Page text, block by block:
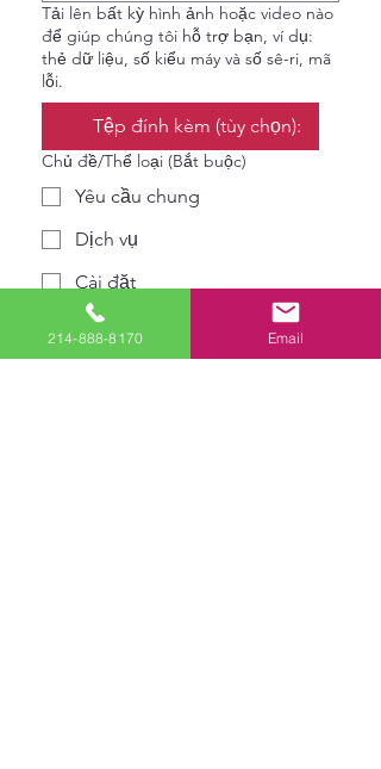
Tải lên bất kỳ hình ảnh hoặc video nào
để giúp chúng tôi hỗ trợ bạn, ví dụ:
thẻ dữ liệu, số kiểu máy và số sê-ri, mã
lỗi.
Tệp đính kèm (tùy chọn):
Chủ đề/Thể loại (Bắt buộc)
Yêu cầu chung
Dịch vụ
Cài đặt
Việc bán hàng
214-888-8170 Email